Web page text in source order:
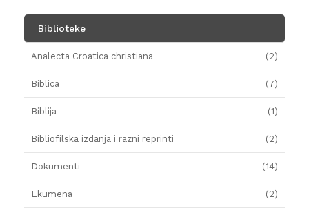
Biblioteke
Analecta Croatica christiana (2)
Biblica (7)
Biblija (1)
Bibliofilska izdanja i razni reprinti (2)
Dokumenti (14)
Ekumena (2)